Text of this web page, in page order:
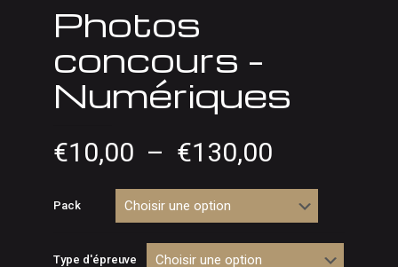
Photos
concours –
Numériques
€10,00 – €130,00
prix :
€10,00
Pack
Type d'épreuve